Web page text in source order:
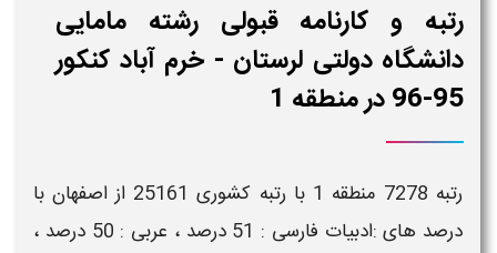
رتبه و کارنامه قبولی رشته مامایی
دانشگاه دولتی لرستان - خرم آباد کنکور
95-96 در منطقه 1
رتبه 7278 منطقه 1 با رتبه کشوری 25161 از اصفهان با
درصد های :ادبیات فارسی : 51 درصد ، عربی : 50 درصد ،